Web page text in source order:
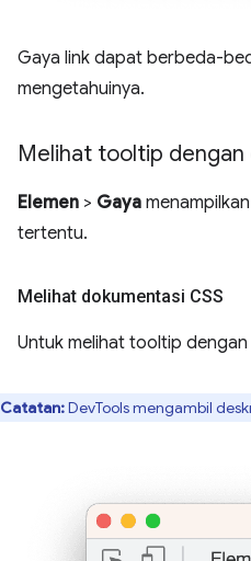
Gaya link dapat berbeda-
mengetahuinya.
Melihat tooltip dengan
Elemen > Gaya
tertentu.
Melihat dokumentasi CSS
Untuk melihat tooltip
Catatan:DevTools mengambil